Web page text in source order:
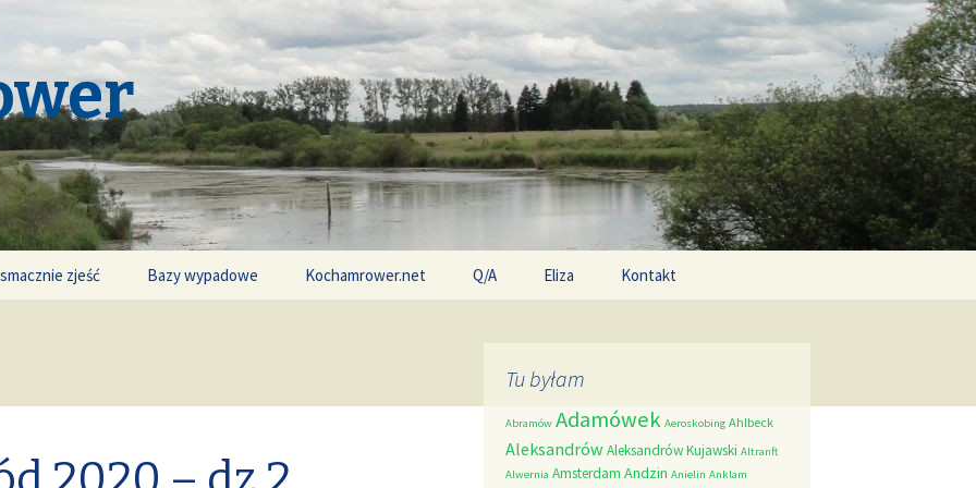
zjeść Bazy wypadowe Kochamrower.net Q/A Eliza Kontakt
Tu byłam
Abramów Adamówek Aeroskobing Ahlbeck
AleksandrówAleksandrów Kujawski Altranft
Alwernia Amsterdam Andzin Anielin Anklam